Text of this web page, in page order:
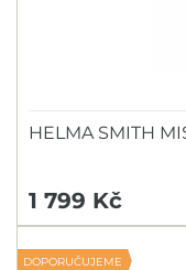
HELMA SMITH
1 799 Kč
DOPORUČUJEME